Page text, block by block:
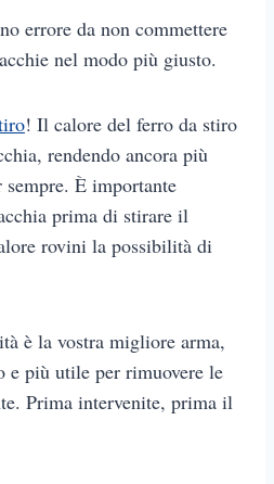
errore da non commettere
nel modo più giusto.
! Il calore del ferro da stiro
rendendo ancora più
È importante
prima di stirare il
rovini la possibilità di
è la vostra migliore arma,
e più utile per rimuovere le
Prima intervenite, prima il